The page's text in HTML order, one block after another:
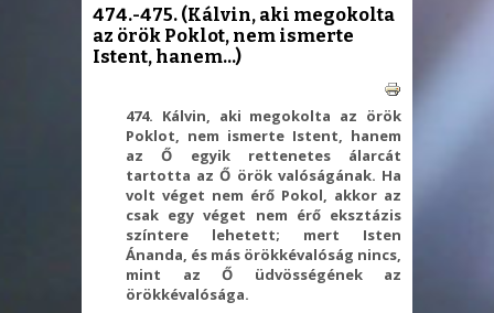
474.-475. (Kálvin, aki megokolta
az örök Poklot, nem ismerte
Istent, hanem...)
474. Kálvin, aki megokolta az örök
Poklot, nem ismerte Istent, hanem
az Ő egyik rettenetes álarcát
tartotta az Ő örök valóságának. Ha
volt véget nem érő Pokol, akkor az
csak egy véget nem érő eksztázis
színtere lehetett; mert Isten
Ánanda, és más örökkévalóság nincs,
mint az Ő üdvösségének az
örökkévalósága.